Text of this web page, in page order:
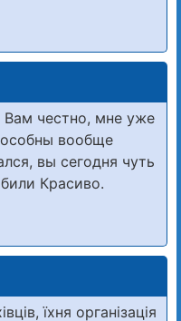
честно, мне уже
вообще
вы сегодня чуть
Красиво.
їхня організація